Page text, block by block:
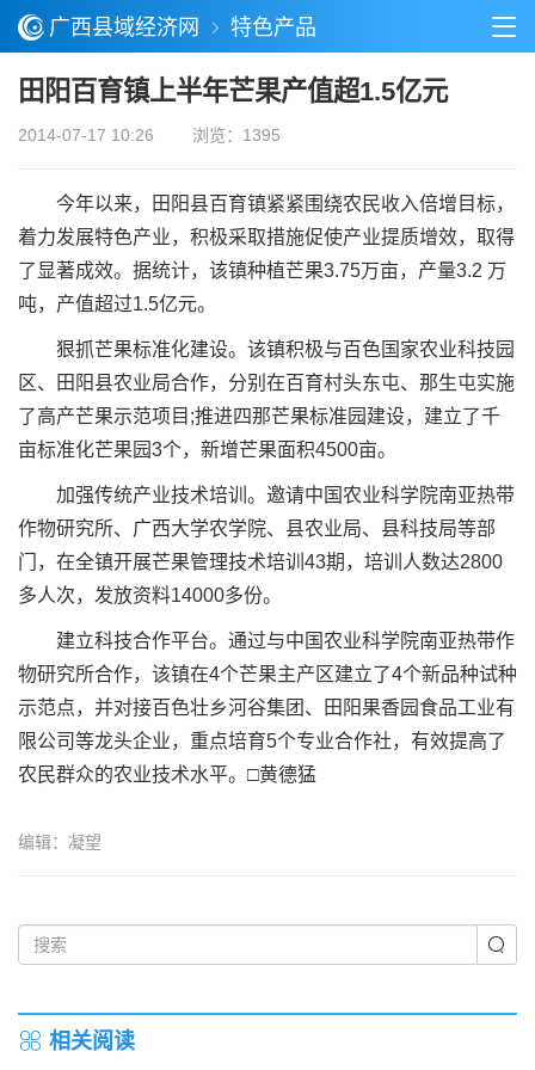
广西县域经济网 特色产品
田阳百育镇上半年芒果产值超1.5亿元
2014-07-17 10:26 浏览：1395
今年以来，田阳县百育镇紧紧围绕农民收入倍增目标，
着力发展特色产业，积极采取措施促使产业提质增效，取得
了显著成效。据统计，该镇种植芒果3.75万亩，产量3.2 万
吨，产值超过1.5亿元。
狠抓芒果标准化建设。该镇积极与百色国家农业科技园
区、田阳县农业局合作，分别在百育村头东屯、那生屯实施
了高产芒果示范项目;推进四那芒果标准园建设，建立了千
亩标准化芒果园3个，新增芒果面积4500亩。
加强传统产业技术培训。邀请中国农业科学院南亚热带
作物研究所、广西大学农学院、县农业局、县科技局等部
门，在全镇开展芒果管理技术培训43期，培训人数达2800
多人次，发放资料14000多份。
建立科技合作平台。通过与中国农业科学院南亚热带作
物研究所合作，该镇在4个芒果主产区建立了4个新品种试种
示范点，并对接百色壮乡河谷集团、田阳果香园食品工业有
限公司等龙头企业，重点培育5个专业合作社，有效提高了
农民群众的农业技术水平。□黄德猛
编辑：凝望
相关阅读